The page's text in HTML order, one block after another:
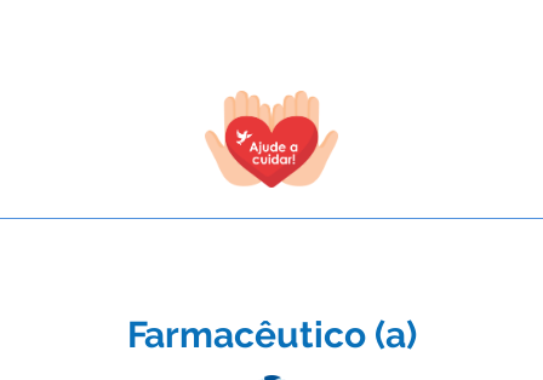
Farmacêutico (a)